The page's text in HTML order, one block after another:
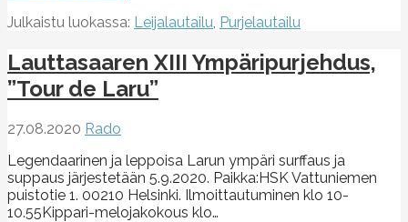
Julkaistu luokassa: Leijalautailu, Purjelautailu
Lauttasaaren XIII Ympäripurjehdus,
”Tour de Laru”
27.08.2020 Rado
Legendaarinen ja leppoisa Larun ympäri surffaus ja
suppaus järjestetään 5.9.2020. Paikka:HSK Vattuniemen
puistotie 1. 00210 Helsinki. Ilmoittautuminen klo 10-
10.55Kippari-melojakokous klo…